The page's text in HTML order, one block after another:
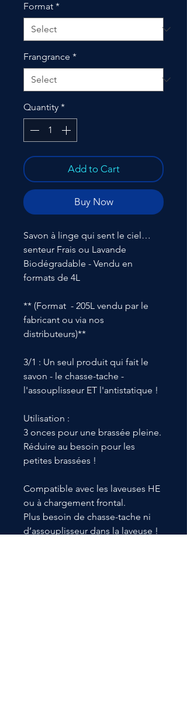
Format *
Frangrance *
Quantity *
Add to Cart
Buy Now
Savon à linge qui sent le ciel…
senteur Frais ou Lavande
Biodégradable - Vendu en
formats de 4L
** (Format - 205L vendu par le
fabricant ou via nos
distributeurs)**
3/1 : Un seul produit qui fait le
savon - le chasse-tache -
l'assouplisseur ET l'antistatique !
Utilisation :
3 onces pour une brassée pleine.
Réduire au besoin pour les
petites brassées !
Compatible avec les laveuses HE
ou à chargement frontal.
Plus besoin de chasse-tache ni
d’assouplisseur dans la laveuse !